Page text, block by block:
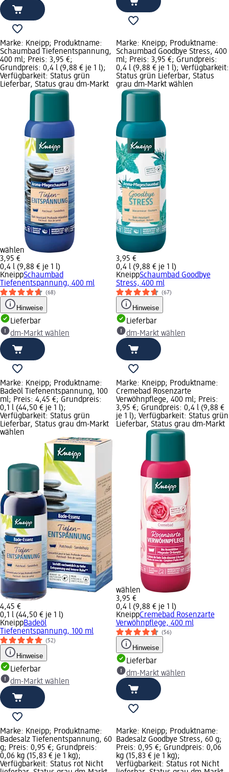
Marke: Kneipp; Produktname:
Schaumbad Tiefenentspannung,
400 ml; Preis: 3,95 €;
Grundpreis: 0,4 l (9,88 € je 1 l);
Verfügbarkeit: Status grün
Lieferbar, Status grau dm-Markt
wählen
3,95 €
0,4 l (9,88 € je 1 l)
KneippSchaumbad
Tiefenentspannung, 400 ml
(68)
Hinweise
Lieferbar
dm-Markt wählen
Marke: Kneipp; Produktname:
Schaumbad Goodbye Stress, 400
ml; Preis: 3,95 €; Grundpreis:
0,4 l (9,88 € je 1 l); Verfügbarkeit:
Status grün Lieferbar, Status
grau dm-Markt wählen
3,95 €
0,4 l (9,88 € je 1 l)
KneippSchaumbad Goodbye
Stress, 400 ml
(67)
Hinweise
Lieferbar
dm-Markt wählen
Marke: Kneipp; Produktname:
Badeöl Tiefenentspannung, 100
ml; Preis: 4,45 €; Grundpreis:
0,1 l (44,50 € je 1 l);
Verfügbarkeit: Status grün
Lieferbar, Status grau dm-Markt
wählen
4,45 €
0,1 l (44,50 € je 1 l)
KneippBadeöl
Tiefenentspannung, 100 ml
(52)
Hinweise
Lieferbar
dm-Markt wählen
Marke: Kneipp; Produktname:
Cremebad Rosenzarte
Verwöhnpflege, 400 ml; Preis:
3,95 €; Grundpreis: 0,4 l (9,88 €
je 1 l); Verfügbarkeit: Status grün
Lieferbar, Status grau dm-Markt
wählen
3,95 €
0,4 l (9,88 € je 1 l)
KneippCremebad Rosenzarte
Verwöhnpflege, 400 ml
(56)
Hinweise
Lieferbar
dm-Markt wählen
Marke: Kneipp; Produktname:
Badesalz Tiefenentspannung, 60
g; Preis: 0,95 €; Grundpreis:
0,06 kg (15,83 € je 1 kg);
Verfügbarkeit: Status rot Nicht
Marke: Kneipp; Produktname:
Badesalz Goodbye Stress, 60 g;
Preis: 0,95 €; Grundpreis: 0,06
kg (15,83 € je 1 kg);
Verfügbarkeit: Status rot Nicht